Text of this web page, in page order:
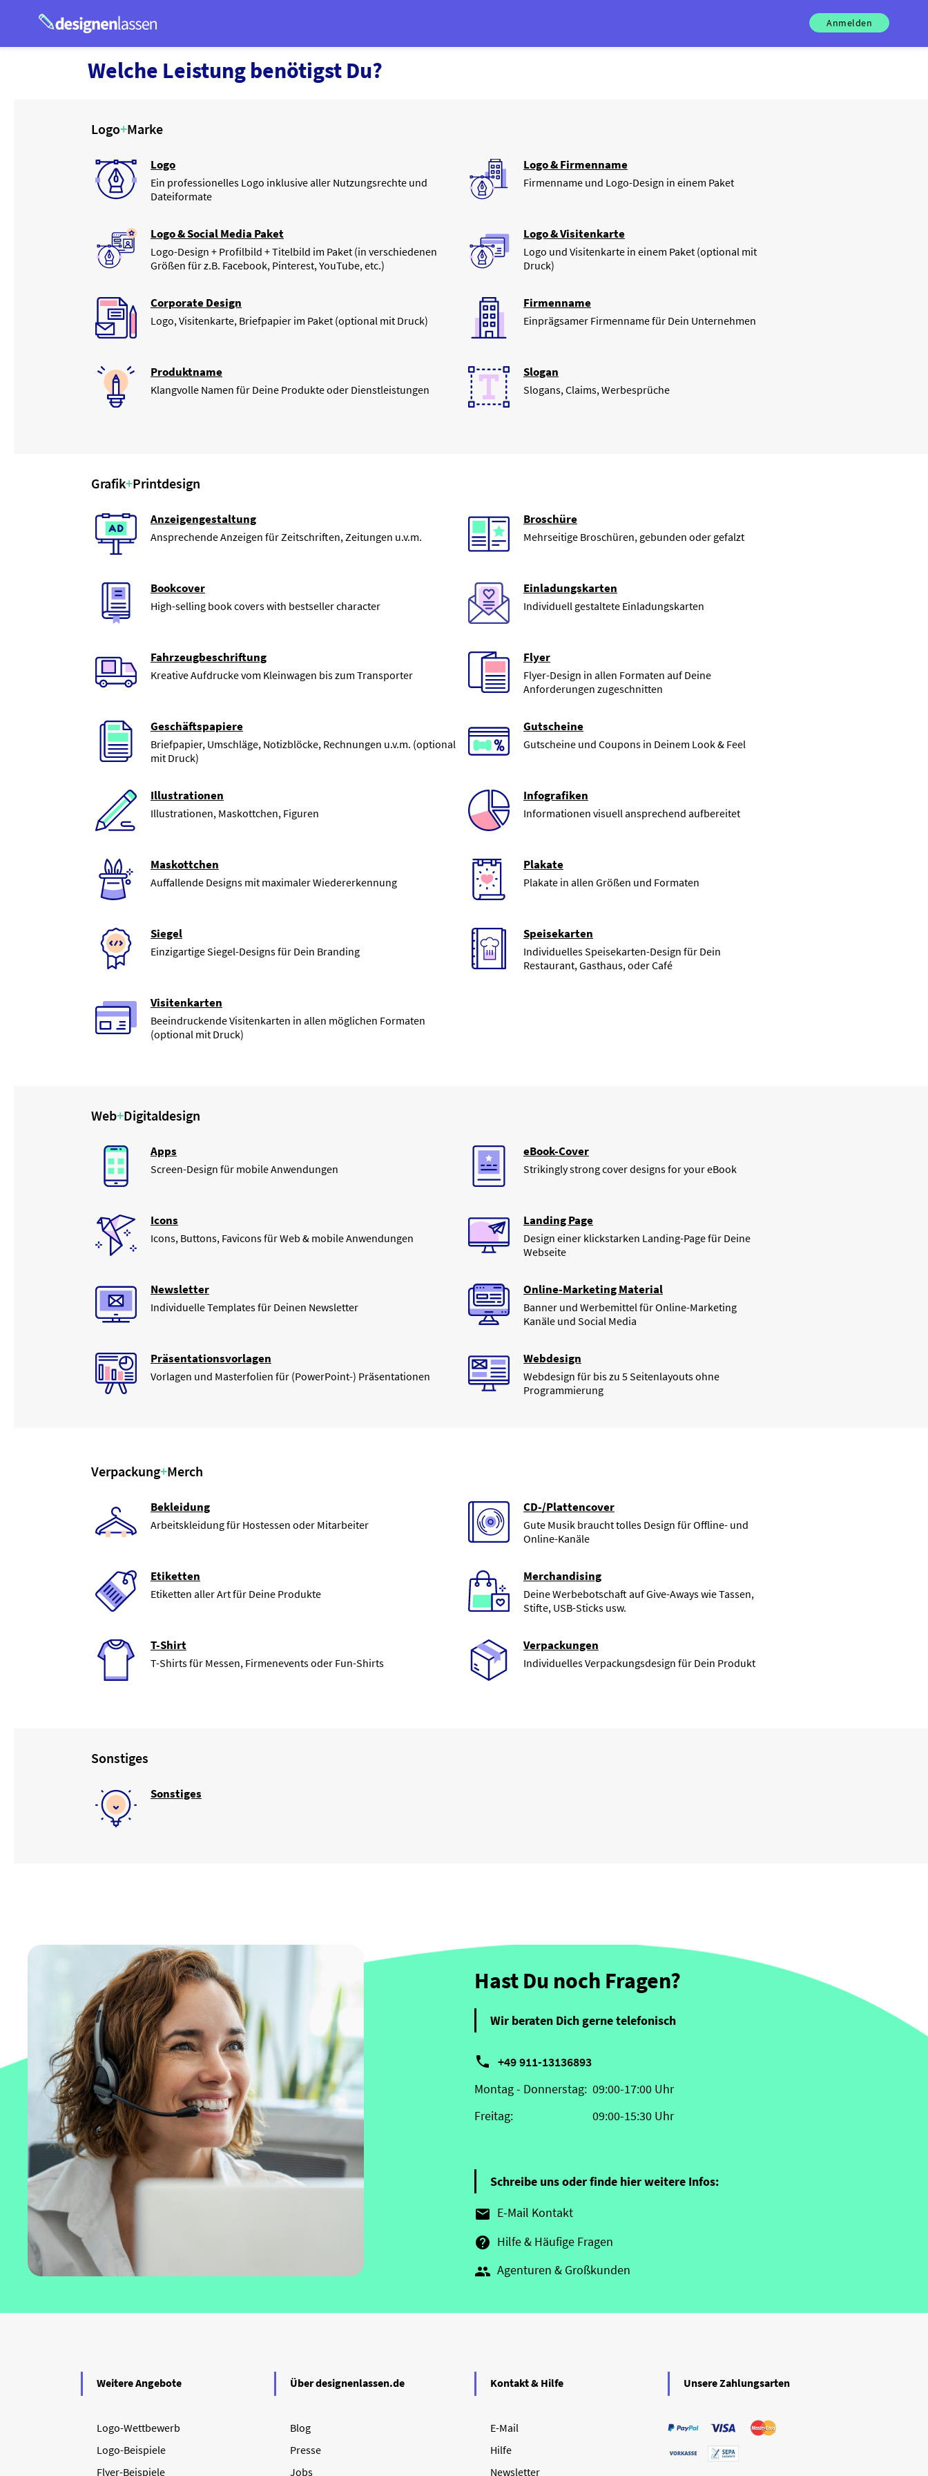
Anmelden
Welche Leistung benötigst Du?
Logo+Marke
Logo
Ein professionelles Logo inklusive aller Nutzungsrechte und
Dateiformate
Logo & Firmenname
Firmenname und Logo-Design in einem Paket
Logo & Social Media Paket
Logo-Design + Profilbild + Titelbild im Paket (in verschiedenen
Größen für z.B. Facebook, Pinterest, YouTube, etc.)
Logo & Visitenkarte
Logo und Visitenkarte in einem Paket (optional mit
Druck)
Corporate Design
Logo, Visitenkarte, Briefpapier im Paket (optional mit Druck)
Firmenname
Einprägsamer Firmenname für Dein Unternehmen
Produktname
Klangvolle Namen für Deine Produkte oder Dienstleistungen
Slogan
Slogans, Claims, Werbesprüche
Grafik+Printdesign
Anzeigengestaltung
Ansprechende Anzeigen für Zeitschriften, Zeitungen u.v.m.
Broschüre
Mehrseitige Broschüren, gebunden oder gefalzt
Bookcover
High-selling book covers with bestseller character
Einladungskarten
Individuell gestaltete Einladungskarten
Fahrzeugbeschriftung
Kreative Aufdrucke vom Kleinwagen bis zum Transporter
Flyer
Flyer-Design in allen Formaten auf Deine
Anforderungen zugeschnitten
Geschäftspapiere
Briefpapier, Umschläge, Notizblöcke, Rechnungen u.v.m. (optional
mit Druck)
Gutscheine
Gutscheine und Coupons in Deinem Look & Feel
Illustrationen
Illustrationen, Maskottchen, Figuren
Infografiken
Informationen visuell ansprechend aufbereitet
Maskottchen
Auffallende Designs mit maximaler Wiedererkennung
Plakate
Plakate in allen Größen und Formaten
Siegel
Einzigartige Siegel-Designs für Dein Branding
Speisekarten
Individuelles Speisekarten-Design für Dein
Restaurant, Gasthaus, oder Café
Visitenkarten
Beeindruckende Visitenkarten in allen möglichen Formaten
(optional mit Druck)
Web+Digitaldesign
Apps
Screen-Design für mobile Anwendungen
eBook-Cover
Strikingly strong cover designs for your eBook
Icons
Icons, Buttons, Favicons für Web & mobile Anwendungen
Landing Page
Design einer klickstarken Landing-Page für Deine
Webseite
Newsletter
Individuelle Templates für Deinen Newsletter
Online-Marketing Material
Banner und Werbemittel für Online-Marketing
Kanäle und Social Media
Präsentationsvorlagen
Vorlagen und Masterfolien für (PowerPoint-) Präsentationen
Webdesign
Webdesign für bis zu 5 Seitenlayouts ohne
Programmierung
Verpackung+Merch
Bekleidung
Arbeitskleidung für Hostessen oder Mitarbeiter
CD-/Plattencover
Gute Musik braucht tolles Design für Offline- und
Online-Kanäle
Etiketten
Etiketten aller Art für Deine Produkte
Merchandising
Deine Werbebotschaft auf Give-Aways wie Tassen,
Stifte, USB-Sticks usw.
T-Shirt
T-Shirts für Messen, Firmenevents oder Fun-Shirts
Verpackungen
Individuelles Verpackungsdesign für Dein Produkt
Sonstiges
Sonstiges
Hast Du noch Fragen?
Wir beraten Dich gerne telefonisch
 +49 911-13136893
Montag - Donnerstag:
Freitag:
09:00-17:00 Uhr
09:00-15:30 Uhr
Schreibe uns oder finde hier weitere Infos:
 E-Mail Kontakt
 Hilfe & Häufige Fragen
 Agenturen & Großkunden
Weitere Angebote
Logo-Wettbewerb
Logo-Beispiele
Flyer-Beispiele
Über designenlassen.de
Blog
Presse
Jobs
Kontakt & Hilfe
E-Mail
Hilfe
Newsletter
Unsere Zahlungsarten